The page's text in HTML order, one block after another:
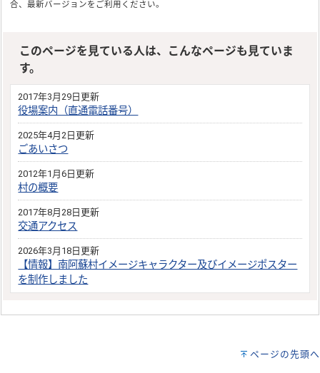
合、最新バージョンをご利用ください。
このページを見ている人は、こんなページも見ていま
す。
2017年3月29日更新
役場案内（直通電話番号）
2025年4月2日更新
ごあいさつ
2012年1月6日更新
村の概要
2017年8月28日更新
交通アクセス
2026年3月18日更新
【情報】南阿蘇村イメージキャラクター及びイメージポスター
を制作しました
ページの先頭へ